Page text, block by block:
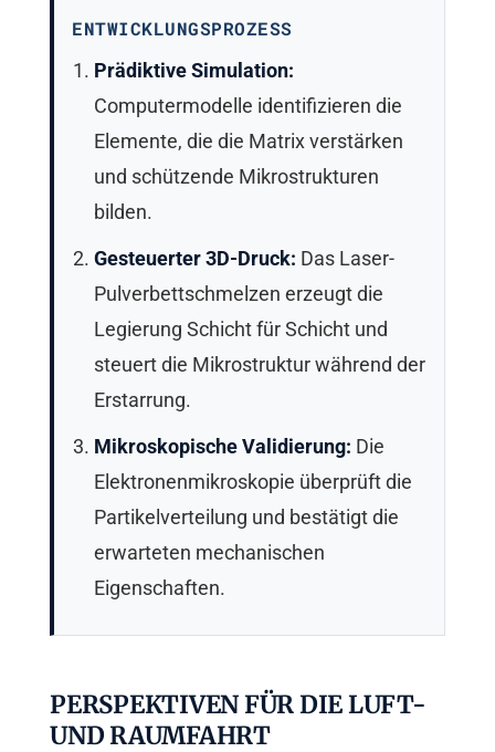
ENTWICKLUNGSPROZESS
Prädiktive Simulation:
Computermodelle identifizieren die
Elemente, die die Matrix verstärken
und schützende Mikrostrukturen
bilden.
Gesteuerter 3D-Druck: Das Laser-
Pulverbettschmelzen erzeugt die
Legierung Schicht für Schicht und
steuert die Mikrostruktur während der
Erstarrung.
Mikroskopische Validierung: Die
Elektronenmikroskopie überprüft die
Partikelverteilung und bestätigt die
erwarteten mechanischen
Eigenschaften.
PERSPEKTIVEN FÜR DIE LUFT-
UND RAUMFAHRT